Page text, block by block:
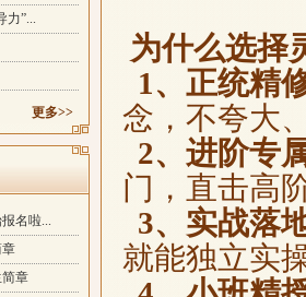
力”...
更多>>
名啦...
章
简章
为什么选择
1、正统精
念，不夸大
2、进阶专
门，直击高
3、实战落
就能独立实